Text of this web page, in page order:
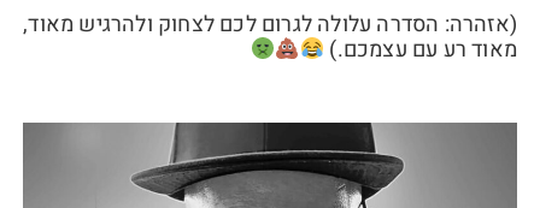
(אזהרה: הסדרה עלולה לגרום לכם לצחוק ולהרגיש מאוד,
מאוד רע עם עצמכם.)